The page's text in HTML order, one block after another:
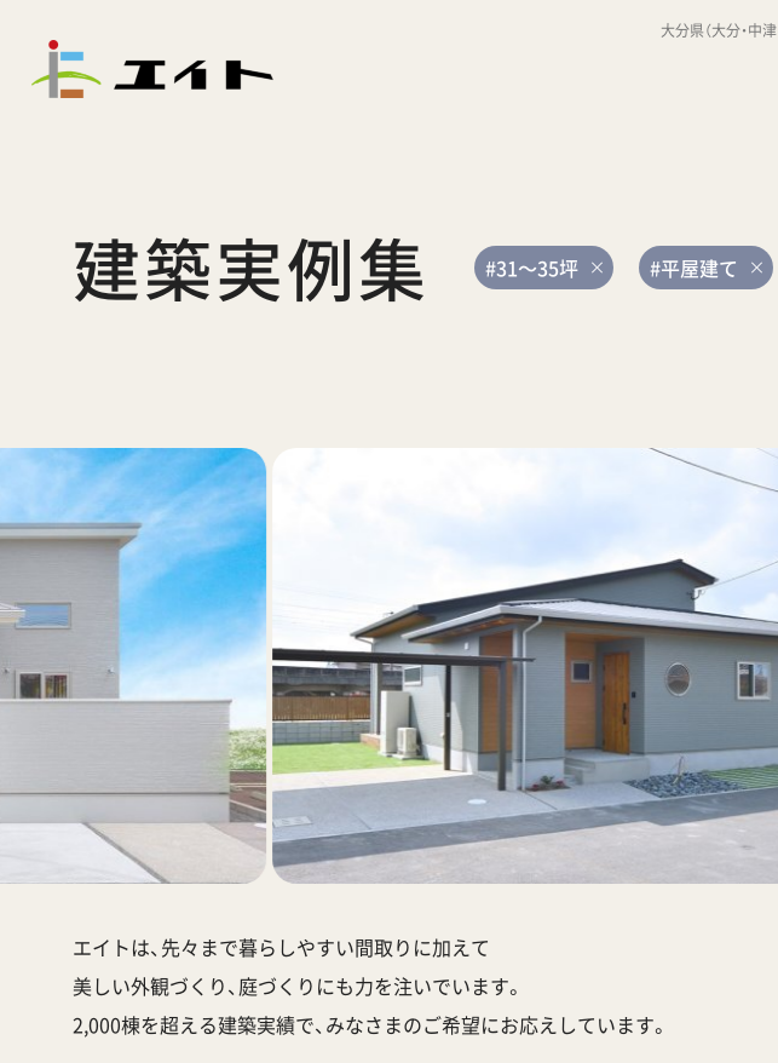
大分県（大分・中
建築実例集 #31～35坪 #平屋建て
エイトは、先々まで暮らしやすい間取りに加えて
美しい外観づくり、庭づくりにも力を注いでいます。
2,000棟を超える建築実績で、みなさまのご希望にお応えしています。